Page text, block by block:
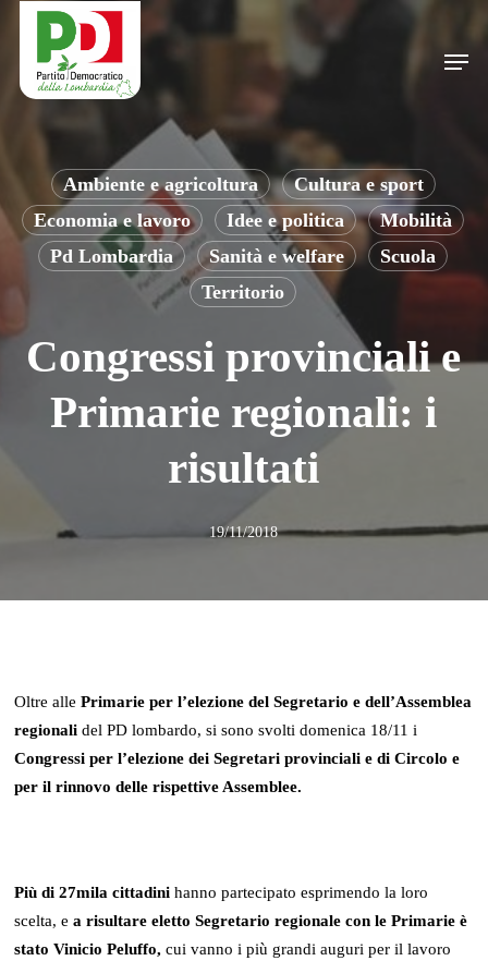
content
Menu
Ambiente e agricoltura
Cultura e sport
Economia e lavoro
Idee e politica
Mobilità
Pd Lombardia
Sanità e welfare
Scuola
Territorio
Congressi provinciali e
Primarie regionali: i
risultati
19/11/2018
Oltre allePrimarie per l’elezione del Segretario e dell’Assemblea
regionali del PD lombardo, si sono svolti domenica 18/11 i
Congressi per l’elezione dei Segretari provinciali e di Circolo e
per il rinnovo delle rispettive Assemblee.
Più di 27mila cittadini hanno partecipato esprimendo la loro
scelta, ea risultare eletto Segretario regionale con le Primarie è
stato Vinicio Peluffo,cui vanno i più grandi auguri per il lavoro